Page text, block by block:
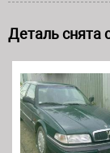
Деталь снята